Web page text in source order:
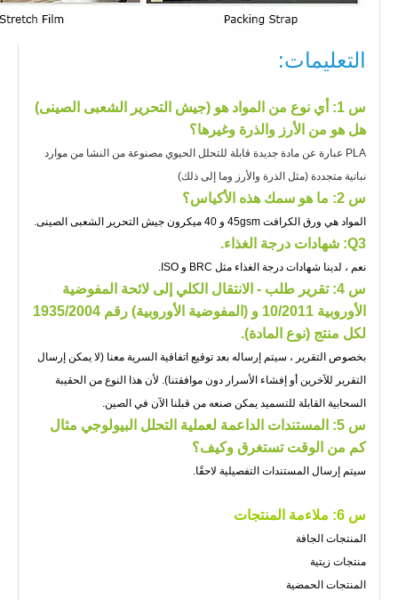
التعليمات:
س 1
: أي نوع من المواد هو (جيش التحرير الشعبى الصينى)
هل هو من الأرز والذرة وغيرها؟
PLA عبارة عن مادة جديدة قابلة للتحلل الحيوي مصنوعة من النشا من موارد
نباتية متجددة (مثل الذرة والأرز وما إلى ذلك)
س 2: ما هو سمك هذه الأكياس؟
المواد هي ورق الكرافت 45gsm و 40 ميكرون جيش التحرير الشعبى الصينى.
Q3: شهادات درجة الغذاء.
نعم ، لدينا شهادات درجة الغذاء مثل BRC و ISO.
س 4: تقرير طلب - الانتقال الكلي إلى لائحة المفوضية
الأوروبية 10/2011 و (المفوضية الأوروبية) رقم 1935/2004
لكل منتج (نوع المادة).
بخصوص التقرير ، سيتم إرساله بعد توقيع اتفاقية السرية معنا (لا يمكن إرسال
التقرير للآخرين أو إفشاء الأسرار دون موافقتنا). لأن هذا النوع من الحقيبة
السحابية القابلة للتسميد يمكن صنعه من قبلنا الآن في الصين.
س 5: المستندات الداعمة لعملية التحلل البيولوجي مثال
كم من الوقت تستغرق وكيف؟
سيتم إرسال المستندات التفصيلية لاحقًا.
س 6: ملاءمة المنتجات
المنتجات الجافة
منتجات زيتية
المنتجات الحمضية